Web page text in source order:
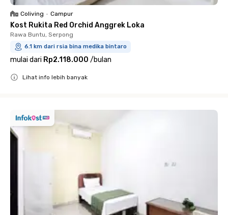
Coliving • Campur
Kost Rukita Red Orchid Anggrek Loka
Rawa Buntu, Serpong
6.1 km dari rsia bina medika bintaro
mulai dari Rp2.118.000 /bulan
Lihat info lebih banyak